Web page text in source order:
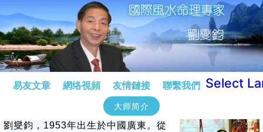
易友文章 網络視頻 友情鏈接 聯繫我們 Select
大师简介
劉燮鈞，1953年出生於中國廣東。從